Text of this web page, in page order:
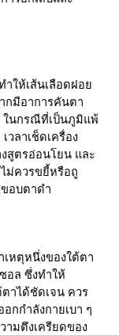
ำให้เส้นเลือดฝอย
กมีอาการคันตา
ในกรณีที่เป็นภูมิแพ้
วลาเช็ดเครื่อง
งสูตรอ่อนโยน และ
ม่ควรขยี้หรือถู
ขอบตาดำ
เหตุหนึ่งของใต้ตา
อล ซึ่งทำให้
าได้ชัดเจน ควร
กกำลังกายเบา ๆ
ามตึงเครียดของ